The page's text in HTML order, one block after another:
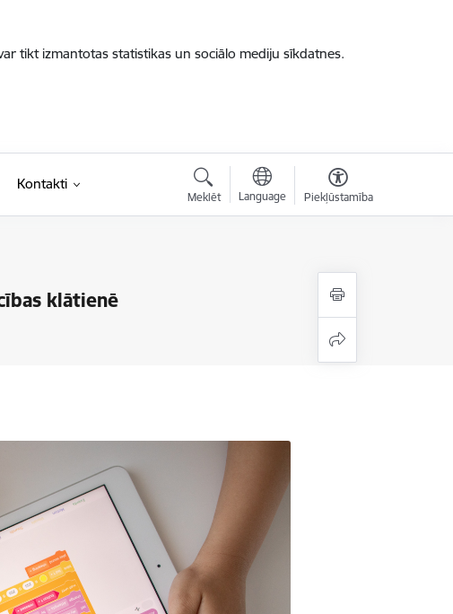
tikt izmantotas statistikas un sociālo mediju sīkdatnes.
Kontakti
Meklēt Language Piekļūstamība
klātienē